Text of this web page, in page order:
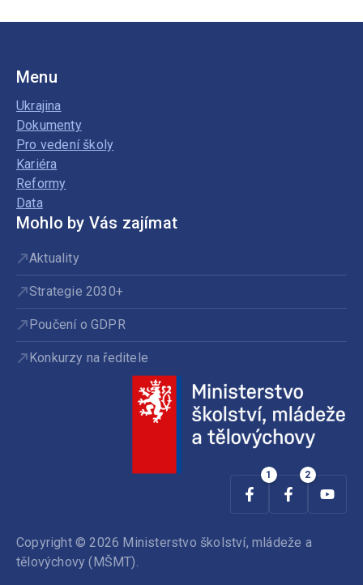
Menu
Ukrajina
Dokumenty
Pro vedení školy
Kariéra
Reformy
Data
Mohlo by Vás zajímat
Aktuality
Strategie 2030+
Poučení o GDPR
Konkurzy na ředitele
Copyright © 2026 Ministerstvo školství, mládeže a
tělovýchovy (MŠMT).